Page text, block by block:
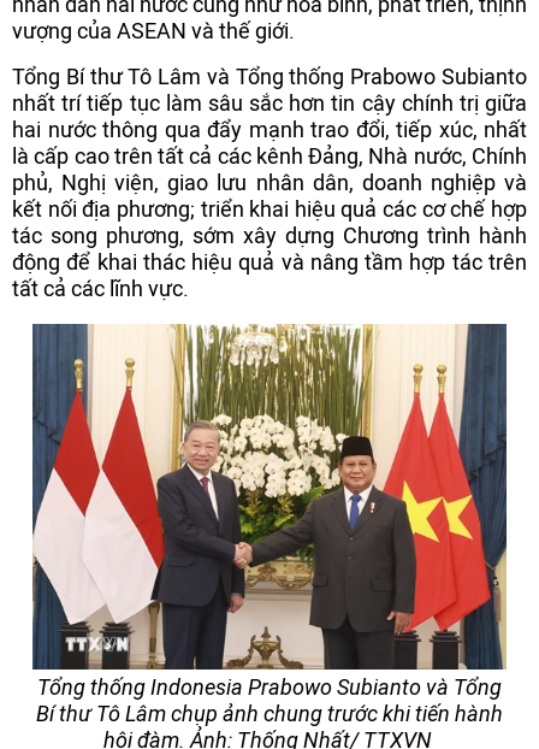
vượng của ASEAN và thế giới.
Tổng Bí thư Tô Lâm và Tổng thống Prabowo Subianto
nhất trí tiếp tục làm sâu sắc hơn tin cậy chính trị giữa
hai nước thông qua đẩy mạnh trao đổi, tiếp xúc, nhất
là cấp cao trên tất cả các kênh Đảng, Nhà nước, Chính
phủ, Nghị viện, giao lưu nhân dân, doanh nghiệp và
kết nối địa phương; triển khai hiệu quả các cơ chế hợp
tác song phương, sớm xây dựng Chương trình hành
động để khai thác hiệu quả và nâng tầm hợp tác trên
tất cả các lĩnh vực.
Tổng thống Indonesia Prabowo Subianto và Tổng
Bí thư Tô Lâm chụp ảnh chung trước khi tiến hành
hội đàm. Ảnh: Thống Nhất/ TTXVN